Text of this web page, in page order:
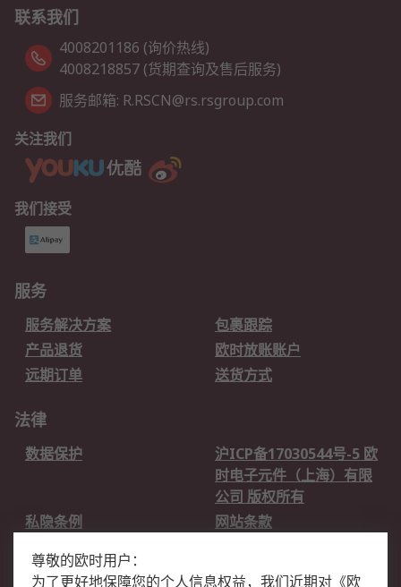
联系我们
4008201186 (询价热线)
4008218857 (货期查询及售后服务)
服务邮箱: R.RSCN@rs.rsgroup.com
关注我们
我们接受
服务
服务解决方案
包裹跟踪
产品退货
欧时放账账户
远期订单
送货方式
法律
数据保护
沪ICP备17030544号-5 欧
时电子元件（上海）有限
公司 版权所有
私隐条例
网站条款
尊敬的欧时用户：
为了更好地保障您的个人信息权益，我们近期对 《欧